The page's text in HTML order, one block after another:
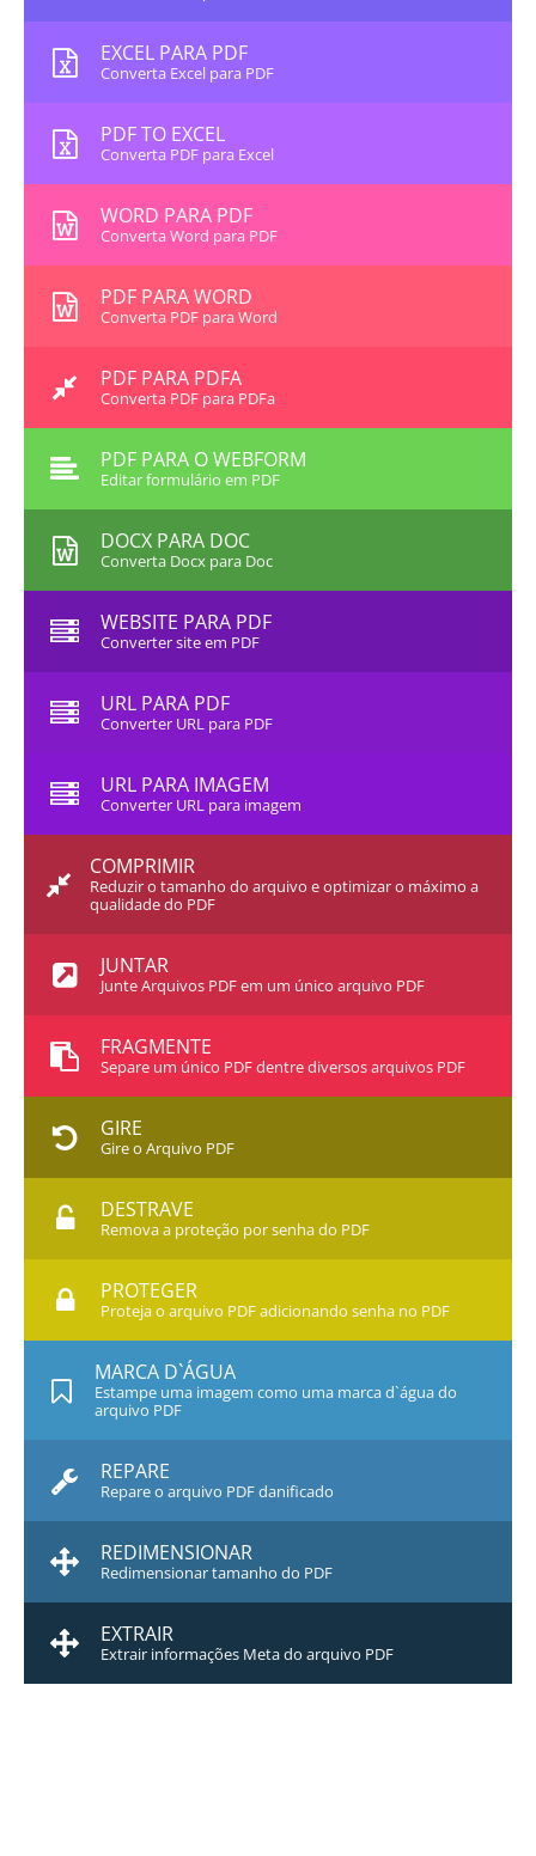
EXCEL PARA PDF
Converta Excel para PDF
PDF TO EXCEL
Converta PDF para Excel
WORD PARA PDF
Converta Word para PDF
PDF PARA WORD
Converta PDF para Word
PDF PARA PDFA
Converta PDF para PDFa
PDF PARA O WEBFORM
Editar formulário em PDF
DOCX PARA DOC
Converta Docx para Doc
WEBSITE PARA PDF
Converter site em PDF
URL PARA PDF
Converter URL para PDF
URL PARA IMAGEM
Converter URL para imagem
COMPRIMIR
Reduzir o tamanho do arquivo e optimizar o máximo a
qualidade do PDF
JUNTAR
Junte Arquivos PDF em um único arquivo PDF
FRAGMENTE
Separe um único PDF dentre diversos arquivos PDF
GIRE
Gire o Arquivo PDF
DESTRAVE
Remova a proteção por senha do PDF
PROTEGER
Proteja o arquivo PDF adicionando senha no PDF
MARCA D`ÁGUA
Estampe uma imagem como uma marca d`água do
arquivo PDF
REPARE
Repare o arquivo PDF danificado
REDIMENSIONAR
Redimensionar tamanho do PDF
EXTRAIR
Extrair informações Meta do arquivo PDF